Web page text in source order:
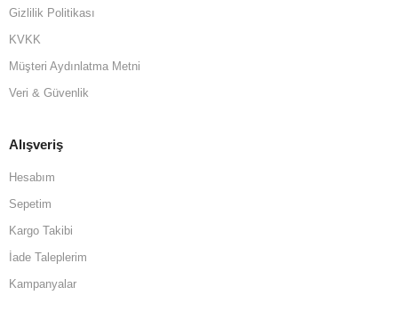
Gizlilik Politikası
KVKK
Müşteri Aydınlatma Metni
Veri & Güvenlik
Alışveriş
Hesabım
Sepetim
Kargo Takibi
İade Taleplerim
Kampanyalar